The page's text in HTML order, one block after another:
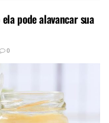
pode alavancar sua
0